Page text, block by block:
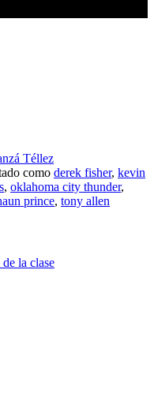
Téllez
como derek fisher, kevin
, oklahoma city thunder,
prince, tony allen
la clase